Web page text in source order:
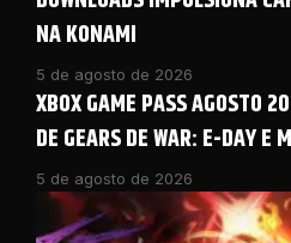
NA KONAMI
5 de agosto de 2026
XBOX GAME PASS AGOSTO
DE GEARS DE WAR: E-DAY E
5 de agosto de 2026